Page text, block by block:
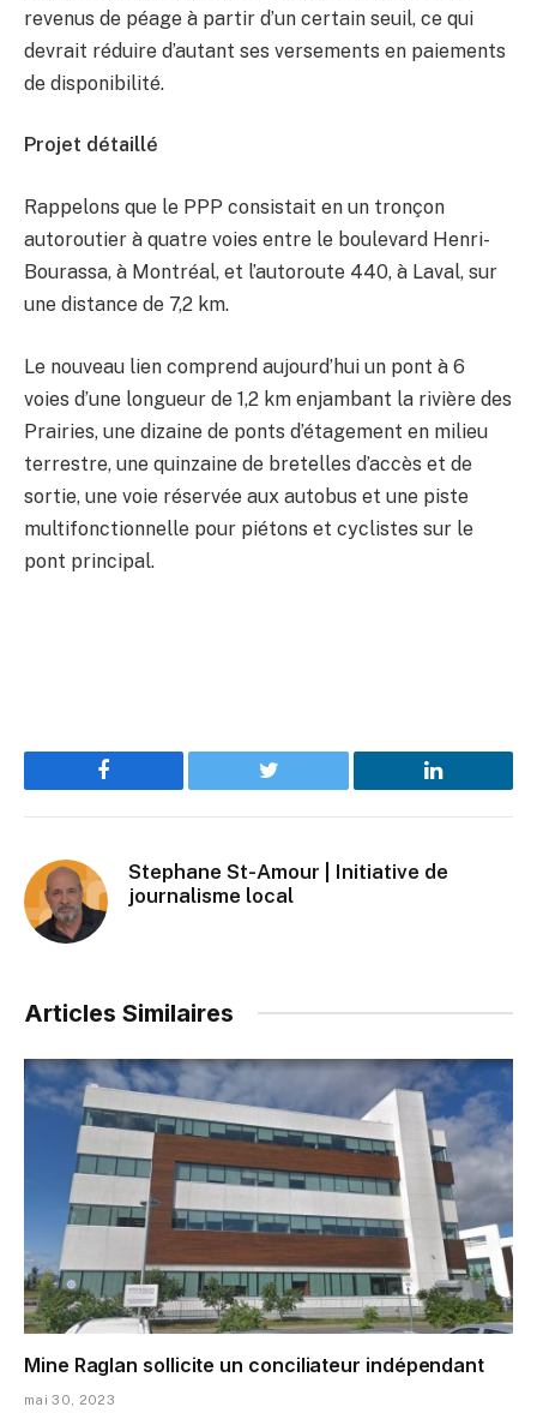
revenus de péage à partir d’un certain seuil, ce qui
devrait réduire d’autant ses versements en paiements
de disponibilité.
Projet détaillé
Rappelons que le PPP consistait en un tronçon
autoroutier à quatre voies entre le boulevard Henri-
Bourassa, à Montréal, et l’autoroute 440, à Laval, sur
une distance de 7,2 km.
Le nouveau lien comprend aujourd’hui un pont à 6
voies d’une longueur de 1,2 km enjambant la rivière des
Prairies, une dizaine de ponts d’étagement en milieu
terrestre, une quinzaine de bretelles d’accès et de
sortie, une voie réservée aux autobus et une piste
multifonctionnelle pour piétons et cyclistes sur le
pont principal.
Facebook Twitter LinkedIn
Stephane St-Amour | Initiative de
journalisme local
Articles Similaires
Mine Raglan sollicite un conciliateur indépendant
mai 30, 2023